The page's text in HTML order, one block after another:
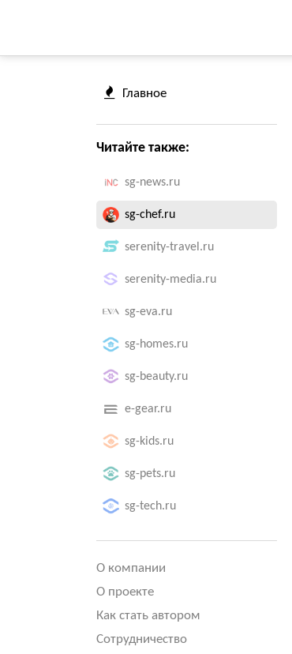
Главное
Читайте также:
sg-news.ru
sg-chef.ru
serenity-travel.ru
serenity-media.ru
sg-eva.ru
sg-homes.ru
sg-beauty.ru
e-gear.ru
sg-kids.ru
sg-pets.ru
sg-tech.ru
О компании
О проекте
Как стать автором
Сотрудничество